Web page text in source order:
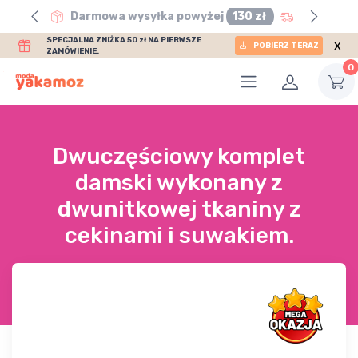
Darmowa wysyłka powyżej 130 zł
SPECJALNA ZNIŻKA 50 zł NA PIERWSZE
ZAMÓWIENIE.
POBIERZ TERAZ x
0
Dwuczęściowy komplet
damski wykonany z
dwunitkowej tkaniny z
cekinami i suwakiem.